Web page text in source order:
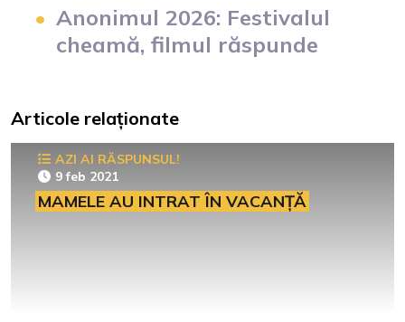
Anonimul 2026: Festivalul
cheamă, filmul răspunde
Articole relaționate
AZI AI RĂSPUNSUL!
9 feb 2021
MAMELE AU INTRAT ÎN VACANȚĂ